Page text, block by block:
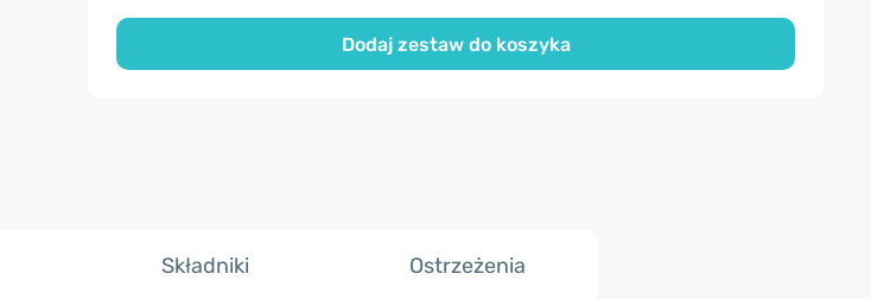
Dodaj zestaw do koszyka
Składniki Ostrzeżenia